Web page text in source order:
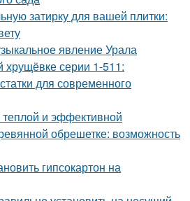
затирку для вашей плитки:
явление Урала
серии 1-511:
для современного
и эффективной
обрешетке: возможность
гипсокартон на